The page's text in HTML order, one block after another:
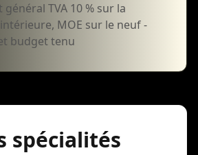
TVA 10 % sur la
MOE sur le neuf -
budget tenu
spécialités